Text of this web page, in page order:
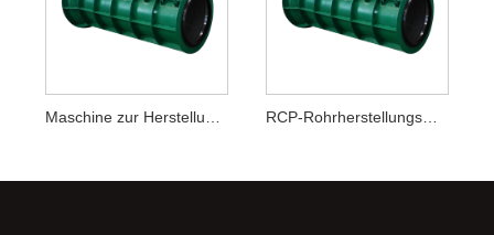
Maschine zur Herstellung von Faserzementrohren RCP-Rohrherstellungsmaschine